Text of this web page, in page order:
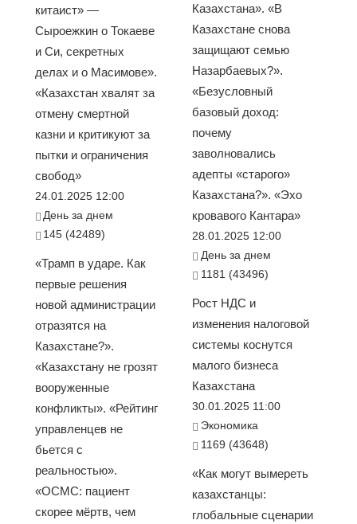
китаист» —
Сыроежкин о Токаеве
и Си, секретных
делах и о Масимове».
«Казахстан хвалят за
отмену смертной
казни и критикуют за
пытки и ограничения
свобод»
24.01.2025 12:00
День за днем
145 (42489)
«Трамп в ударе. Как
первые решения
новой администрации
отразятся на
Казахстане?».
«Казахстану не грозят
вооруженные
конфликты». «Рейтинг
управленцев не
бьется с
реальностью».
«ОСМС: пациент
скорее мёртв, чем
Казахстана». «В
Казахстане снова
защищают семью
Назарбаевых?».
«Безусловный
базовый доход:
почему
заволновались
адепты «старого»
Казахстана?». «Эхо
кровавого Кантара»
28.01.2025 12:00
День за днем
1181 (43496)
Рост НДС и
изменения налоговой
системы коснутся
малого бизнеса
Казахстана
30.01.2025 11:00
Экономика
1169 (43648)
«Как могут вымереть
казахстанцы:
глобальные сценарии